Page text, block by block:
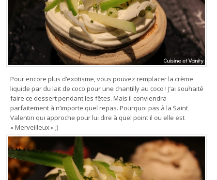
Pour encore plus d’exotisme, vous pouvez remplacer la crème
liquide par du lait de coco pour une chantilly au coco ! J’ai souhaité
faire ce dessert pendant les fêtes. Mais il conviendra
parfaitement à n’importe quel repas. Pourquoi pas à la Saint
Valentin qui approche pour lui dire à quel point il ou elle est
« Merveilleux » ;)